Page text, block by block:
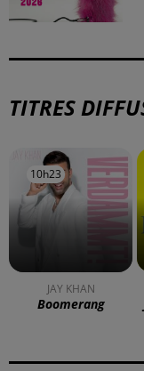
TITRES
10h23
10h23
JAY KHAN
Boomerang